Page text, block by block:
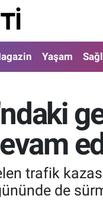
Yaşam
trafik
de